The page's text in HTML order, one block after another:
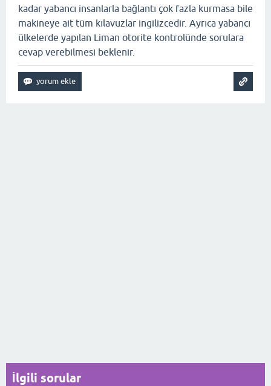
kadar yabancı insanlarla bağlantı çok fazla kurmasa bile
makineye ait tüm kılavuzlar ingilizcedir. Ayrıca yabancı
ülkelerde yapılan Liman otorite kontrolünde sorulara
cevap verebilmesi beklenir.
İlgili sorular